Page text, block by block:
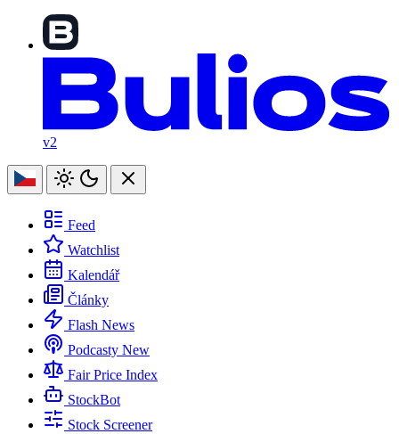
v2
Feed
Watchlist
Kalendář
Články
Flash News
Podcasty New
Fair Price Index
StockBot
Stock Screener